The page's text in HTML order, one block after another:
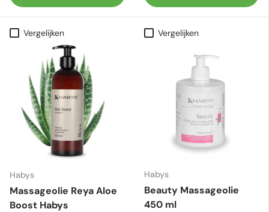
Vergelijken
Habys
Massageolie Reya Aloe
Boost Habys
Vergelijken
Habys
Beauty Massageolie
450 ml